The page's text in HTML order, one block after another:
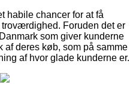
habile chancer for at få
Foruden det er
som giver kunderne
af deres køb, som på samme
af hvor glade kunderne er.